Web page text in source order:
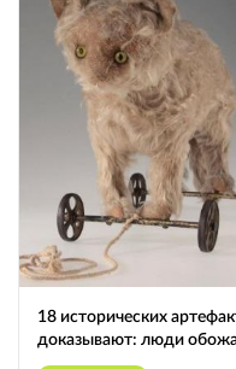
18 исторических
доказывают: люди